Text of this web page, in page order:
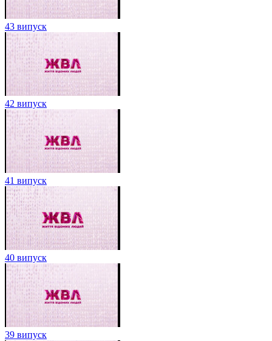
43 випуск
42 випуск
41 випуск
40 випуск
39 випуск